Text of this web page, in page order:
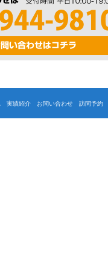
実績紹介 お問い合わせ 訪問予約